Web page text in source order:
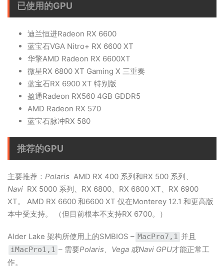
已使用的GPU
迪兰恒进Radeon RX 6600
蓝宝石VGA Nitro+ RX 6600 XT
华擎AMD Radeon RX 6600XT
微星RX 6800 XT Gaming X 三重奏
蓝宝石RX 6900 XT 特别版
盈通Radeon RX560 4GB GDDR5
AMD Radeon RX 570
蓝宝石脉冲RX 580
推荐的GPU
主要推荐： Polaris AMD RX 400 系列和RX 500 系列、
Navi RX 5000 系列、RX 6800、RX 6800 XT、RX 6900
XT。 AMD RX 6600 和6600 XT 仅在Monterey 12.1 和更高版
本中受支持。 （但目前根本不支持RX 6700。）
Alder Lake 架构所使用上的SMBIOS – MacPro7,1 并且
iMacPro1,1 – 需要Polaris、Vega 或Navi GPU才能正常工
作。